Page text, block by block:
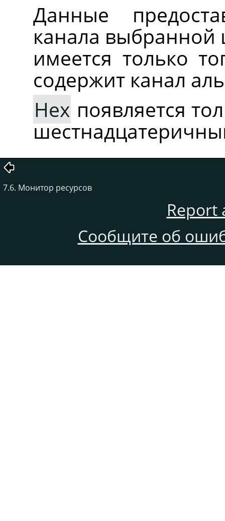
Данные
канала выбранной
имеется только
содержит канал
Hex появляется
7.6. Монитор ресурсов
Report
Сообщите об